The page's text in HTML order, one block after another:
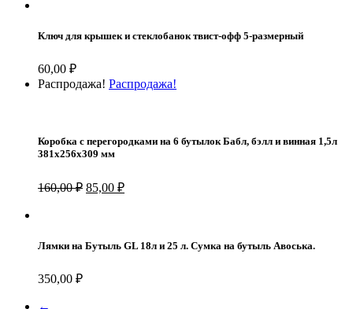
Ключ для крышек и стеклобанок твист-офф 5-размерный
60,00 ₽
Распродажа! Распродажа!
Коробка с перегородками на 6 бутылок Бабл, бэлл и винная 1,5л
381х256х309 мм
160,00₽ Первоначальная
85,00 ₽Текущая
Лямки на Бутыль GL 18л и 25 л. Сумка на бутыль Авоська.
350,00 ₽
←